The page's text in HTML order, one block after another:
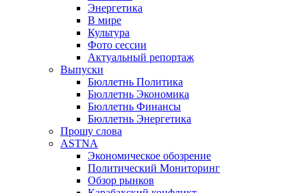
Энергетика
В мире
Культура
Фото сессии
Актуальный репортаж
Выпуски
Бюллетнь Политика
Бюллетнь Экономика
Бюллетнь Финансы
Бюллетнь Энергетика
Прошу слова
ASTNA
Экономическое обозрение
Политический Мониторинг
Обзор рынков